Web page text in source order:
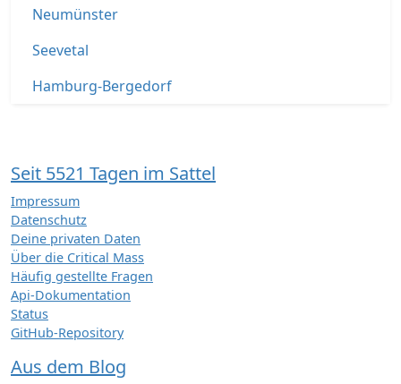
Neumünster
Seevetal
Hamburg-Bergedorf
Seit 5521 Tagen im Sattel
Impressum
Datenschutz
Deine privaten Daten
Über die Critical Mass
Häufig gestellte Fragen
Api-Dokumentation
Status
GitHub-Repository
Aus dem Blog